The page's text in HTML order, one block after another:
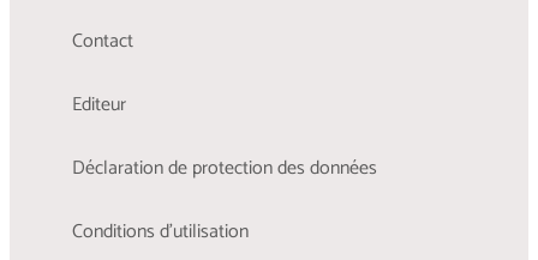
Contact
Editeur
Déclaration de protection des données
Conditions d'utilisation